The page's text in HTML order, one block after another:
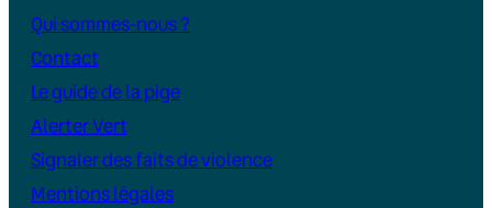
Qui sommes-nous ?
Contact
Le guide de la pige
Alerter Vert
Signaler des faits de violence
Mentions légales